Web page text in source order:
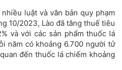
luật và văn bản quy phạm
10/2023, Lào đã tăng thuế tiêu
và với các sản phẩm thuốc lá
năm có khoảng 6.700 người tử
đến thuốc lá chiếm khoảng